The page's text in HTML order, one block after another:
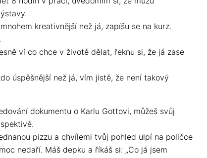
kreativnější než já, zapíšu se na kurz.
ví co chce v životě dělat, řeknu si, že já zase
úspěšnější než já, vím jistě, že není takový
dokumentu o Karlu Gottovi, můžeš svůj
pizzu a chvílemi tvůj pohled ulpí na poličce
nedaří. Máš depku a říkáš si: „Co já jsem